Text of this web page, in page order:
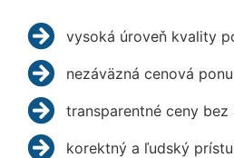
vysoká úroveň kvality
nezáväzná cenová
transparentné ceny
korektný a ľudský